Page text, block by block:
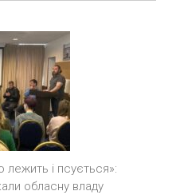
лежить і псується»:
обласну владу